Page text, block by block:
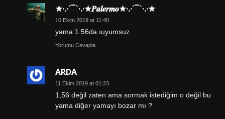
★·.·´¯`·.·★𝑷𝒂𝒍𝒆𝒓𝒎𝒐★·.·´¯`·.·★
10 Ekim 2019 at 11:40
yama 1.56da ıuyumsuz
Yorumu Cevapla
ARDA
11 Ekim 2019 at 01:23
1,56 değil zaten ama sormak istediğim o değil bu
yama diğer yamayı bozar mı ?